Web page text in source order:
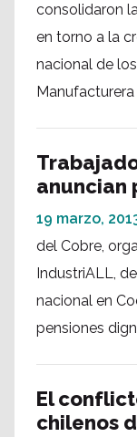
consolidaron
en torno a la
nacional de
Manufacturera
anuncian
19 marzo,
del Cobre,
IndustriALL,
nacional en
pensiones
El
chilenos